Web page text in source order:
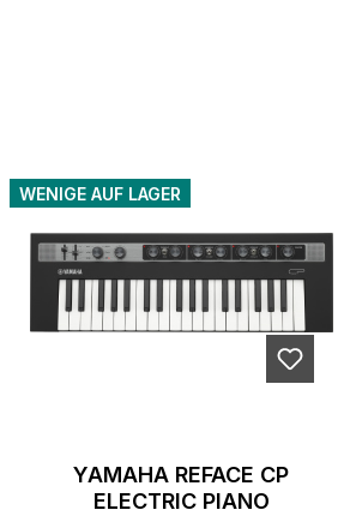
WENIGE AUF LAGER
YAMAHA REFACE CP
ELECTRIC PIANO